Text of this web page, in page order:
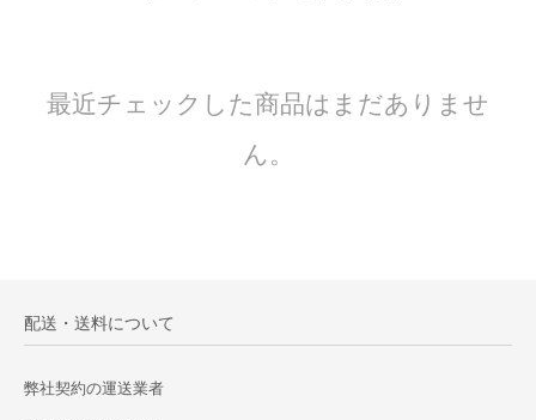
最近チェックした商品はまだありませ
ん。
配送・送料について
弊社契約の運送業者